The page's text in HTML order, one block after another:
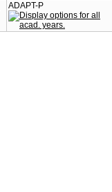
ADAPT-P